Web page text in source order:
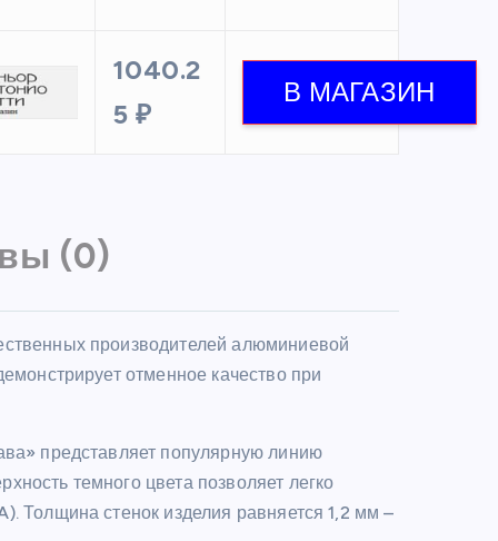
1040.2
5 ₽
(0)
производителей алюминиевой
отменное качество при
представляет популярную линию
темного цвета позволяет легко
Толщина стенок изделия равняется 1,2 мм –